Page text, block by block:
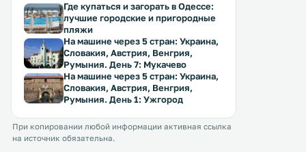
Где купаться и загорать в Одессе:
лучшие городские и пригородные
пляжи
На машине через 5 стран: Украина,
Словакия, Австрия, Венгрия,
Румыния. День 7: Мукачево
На машине через 5 стран: Украина,
Словакия, Австрия, Венгрия,
Румыния. День 1: Ужгород
При копировании любой информации активная ссылка
на источник обязательна.